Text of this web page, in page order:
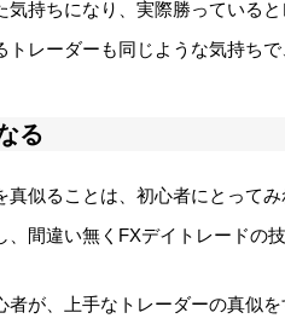
気持ちになり、実際勝っている
トレーダーも同じような気持ち
る
真似ることは、初心者にとって
、間違い無くFXデイトレードの
者が、上手なトレーダーの真似を